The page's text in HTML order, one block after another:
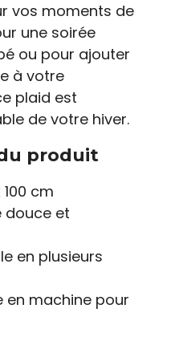
vos moments de
une soirée
ou pour ajouter
à votre
plaid est
de votre hiver.
produit
100 cm
douce et
en plusieurs
en machine pour